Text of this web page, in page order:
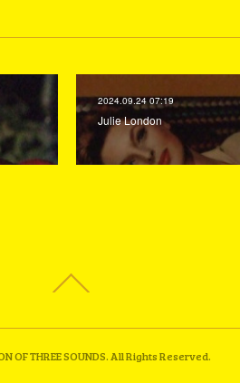
2024.09.24 07:19
Julie London
OF THREE SOUNDS. All Rights Reserved.